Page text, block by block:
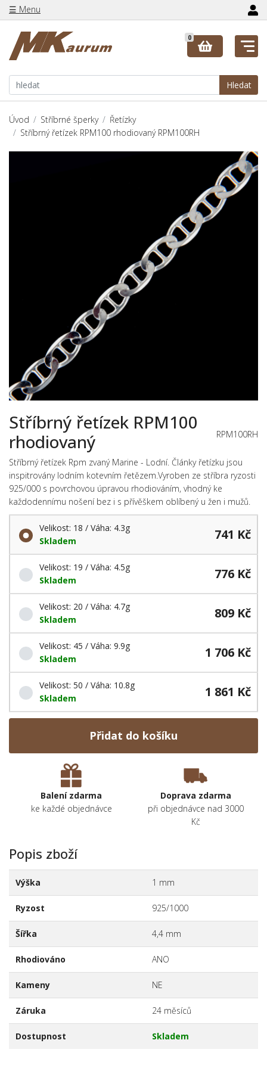
☰ Menu
Hledat
0
Úvod Stříbrné šperky
Řetízky
Stříbrný řetízek RPM100 rhodiovaný RPM100RH
Stříbrný řetízek RPM100
rhodiovaný
RPM100RH
Stříbrný řetízek Rpm zvaný Marine - Lodní. Články řetízku jsou
inspitrovány lodním kotevním řetězem.Vyroben ze stříbra ryzosti
925/000 s povrchovou úpravou rhodiováním, vhodný ke
každodennímu nošení bez i s přívěškem oblíbený u žen i mužů.
Velikost: 18 / Váha: 4.3g
Skladem
741 Kč
Velikost: 19 / Váha: 4.5g
Skladem
776 Kč
Velikost: 20 / Váha: 4.7g
Skladem
809 Kč
Velikost: 45 / Váha: 9.9g
Skladem
1 706 Kč
Velikost: 50 / Váha: 10.8g
Skladem
1 861 Kč
Přidat do košíku
Balení zdarma
ke každé objednávce
Doprava zdarma
při objednávce nad 3000
Kč
Popis zboží
Výška 1 mm
Ryzost 925/1000
Šířka 4,4 mm
Rhodiováno ANO
Kameny NE
Záruka 24 měsíců
Dostupnost Skladem